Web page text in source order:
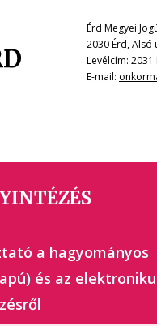
Érd Megyei
2030 Érd, Alsó
Levélcím: 2031
E-mail:
a hagyományos
és az